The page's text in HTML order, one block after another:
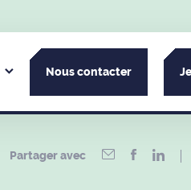
Nous contacter
Partager avec